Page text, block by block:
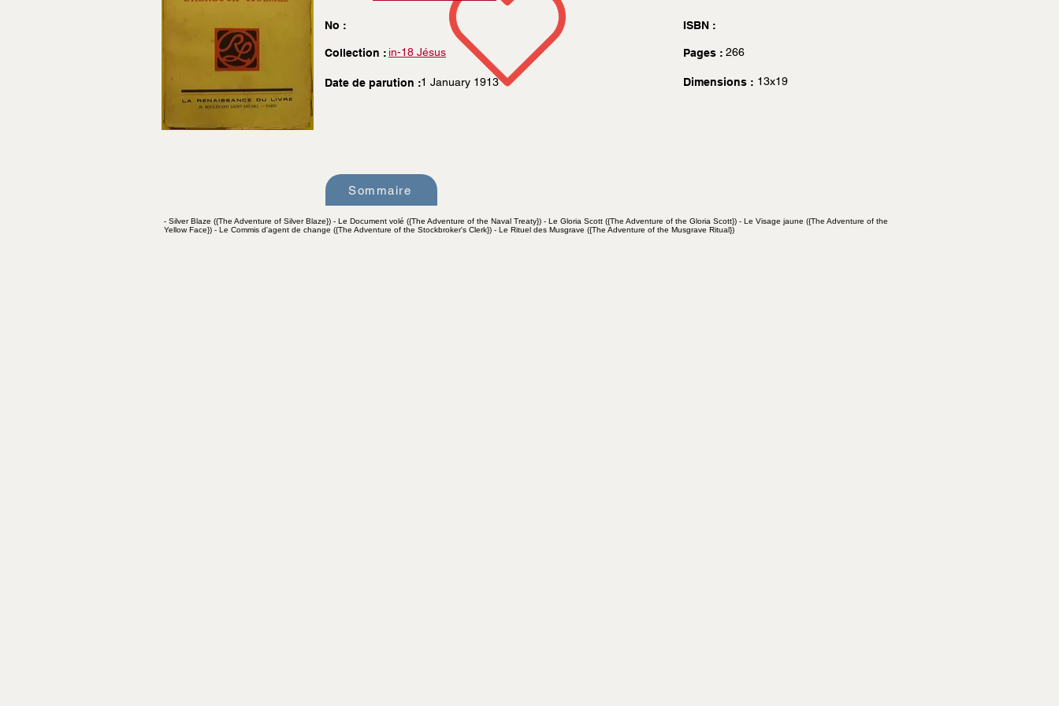
No :
Collection : in-18 Jésus
Date de parution :1 January 1913
ISBN :
Pages : 266
Dimensions : 13x19
Sommaire
- Silver Blaze ({The Adventure of Silver Blaze}) - Le Document volé ({The Adventure of the Naval Treaty}) - Le Gloria Scott ({The Adventure of the Gloria Scott}) - Le Visage jaune ({The Adventure of the
Yellow Face}) - Le Commis d'agent de change ({The Adventure of the Stockbroker's Clerk}) - Le Rituel des Musgrave ({The Adventure of the Musgrave Ritual})